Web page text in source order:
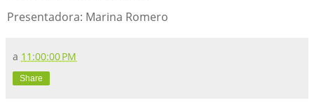
Presentadora: Marina Romero
a 11:00:00 PM
Share